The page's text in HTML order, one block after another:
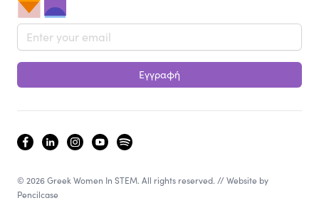
Email address
Εγγραφή
facebooklinkedininstagram
youtube
spotify
© 2026 Greek Women In STEM. All rights reserved. // Website by
Pencilcase